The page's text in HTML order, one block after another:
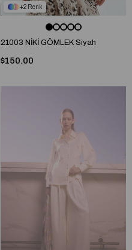
2
21003 NİKİ GÖMLEK Siyah
$150.00